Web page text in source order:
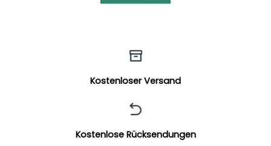
Kostenloser Versand
Kostenlose Rücksendungen